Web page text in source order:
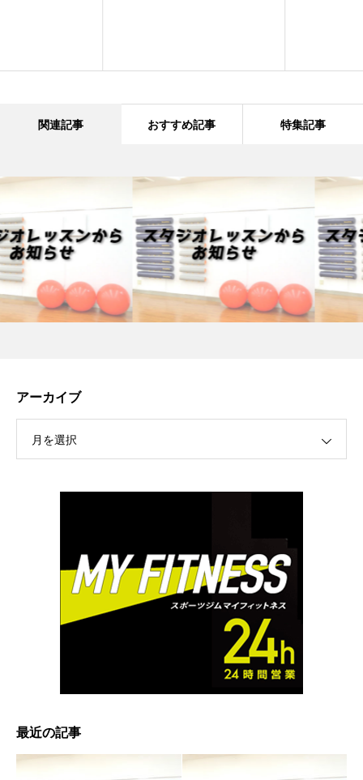
関連記事 おすすめ記事 特集記事
アーカイブ
月を選択
最近の記事